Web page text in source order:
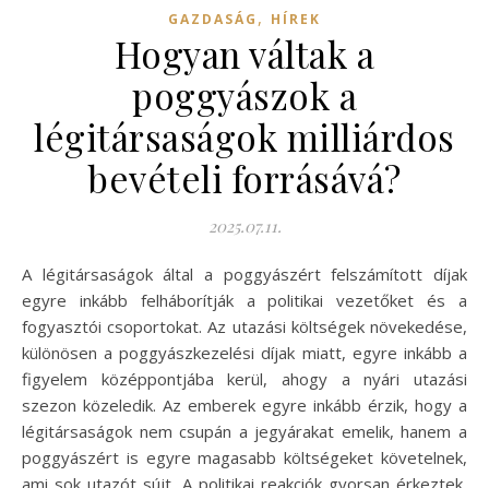
GAZDASÁG , HÍREK
Hogyan váltak a
poggyászok a
légitársaságok milliárdos
bevételi forrásává?
2025.07.11.
A légitársaságok által a poggyászért felszámított díjak
egyre inkább felháborítják a politikai vezetőket és a
fogyasztói csoportokat. Az utazási költségek növekedése,
különösen a poggyászkezelési díjak miatt, egyre inkább a
figyelem középpontjába kerül, ahogy a nyári utazási
szezon közeledik. Az emberek egyre inkább érzik, hogy a
légitársaságok nem csupán a jegyárakat emelik, hanem a
poggyászért is egyre magasabb költségeket követelnek,
ami sok utazót sújt. A politikai reakciók gyorsan érkeztek,